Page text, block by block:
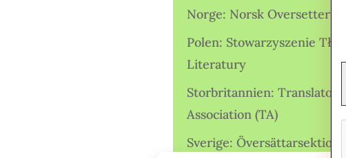
Norge: Norsk
Polen: Stowarzyszenie
Literatury
Storbritannien: Translators
Association (TA)
Sverige: